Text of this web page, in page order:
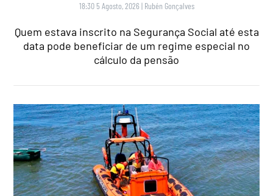
18:30 5 Agosto, 2026 | Rubén Gonçalves
Quem estava inscrito na Segurança Social até esta
data pode beneficiar de um regime especial no
cálculo da pensão